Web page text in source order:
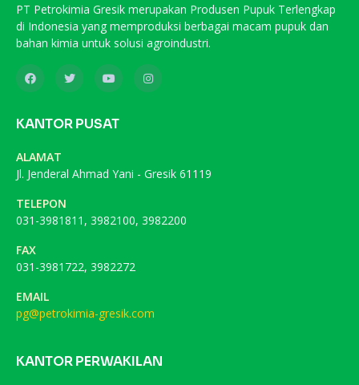
PT Petrokimia Gresik merupakan Produsen Pupuk Terlengkap
di Indonesia yang memproduksi berbagai macam pupuk dan
bahan kimia untuk solusi agroindustri.
KANTOR PUSAT
ALAMAT
Jl. Jenderal Ahmad Yani - Gresik 61119
TELEPON
031-3981811, 3982100, 3982200
FAX
031-3981722, 3982272
EMAIL
pg@petrokimia-gresik.com
KANTOR PERWAKILAN